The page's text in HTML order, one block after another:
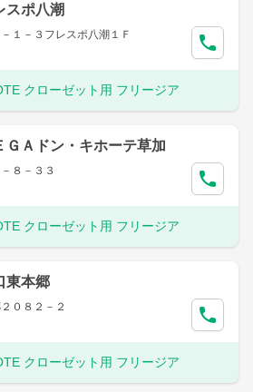
スポ八潮
１－３フレスポ八潮１Ｆ
クローゼット用 フリージア
ＧＡドン・キホーテ草加
８－３３
クローゼット用 フリージア
東本郷
０８２－２
クローゼット用 フリージア